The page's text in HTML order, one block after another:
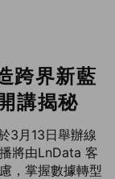
跨界新藍
講揭秘
3月13日舉辦線
將由LnData 客
，掌握數據轉型